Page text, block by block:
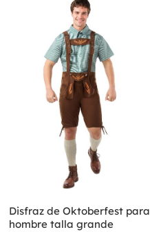
Disfraz de Oktoberfest para
hombre talla grande